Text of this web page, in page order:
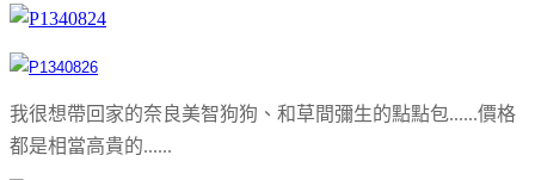
我很想帶回家的奈良美智狗狗、和草間彌生的點點包......價格
都是相當高貴的......